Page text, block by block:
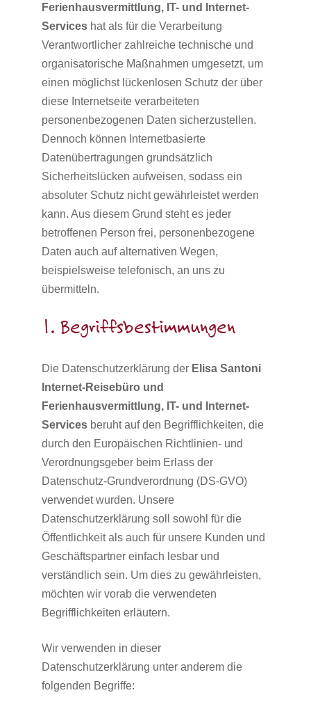
Ferienhausvermittlung, IT- und Internet-
Serviceshat als für die Verarbeitung
Verantwortlicher zahlreiche technische und
organisatorische Maßnahmen umgesetzt, um
einen möglichst lückenlosen Schutz der über
diese Internetseite verarbeiteten
personenbezogenen Daten sicherzustellen.
Dennoch können Internetbasierte
Datenübertragungen grundsätzlich
Sicherheitslücken aufweisen, sodass ein
absoluter Schutz nicht gewährleistet werden
kann. Aus diesem Grund steht es jeder
betroffenen Person frei, personenbezogene
Daten auch auf alternativen Wegen,
beispielsweise telefonisch, an uns zu
übermitteln.
1. Begriffsbestimmungen
Die Datenschutzerklärung der Elisa Santoni
Internet-Reisebüro und
Ferienhausvermittlung, IT- und Internet-
Servicesberuht auf den Begrifflichkeiten, die
durch den Europäischen Richtlinien- und
Verordnungsgeber beim Erlass der
Datenschutz-Grundverordnung (DS-GVO)
verwendet wurden. Unsere
Datenschutzerklärung soll sowohl für die
Öffentlichkeit als auch für unsere Kunden und
Geschäftspartner einfach lesbar und
verständlich sein. Um dies zu gewährleisten,
möchten wir vorab die verwendeten
Begrifflichkeiten erläutern.
Wir verwenden in dieser
Datenschutzerklärung unter anderem die
folgenden Begriffe: